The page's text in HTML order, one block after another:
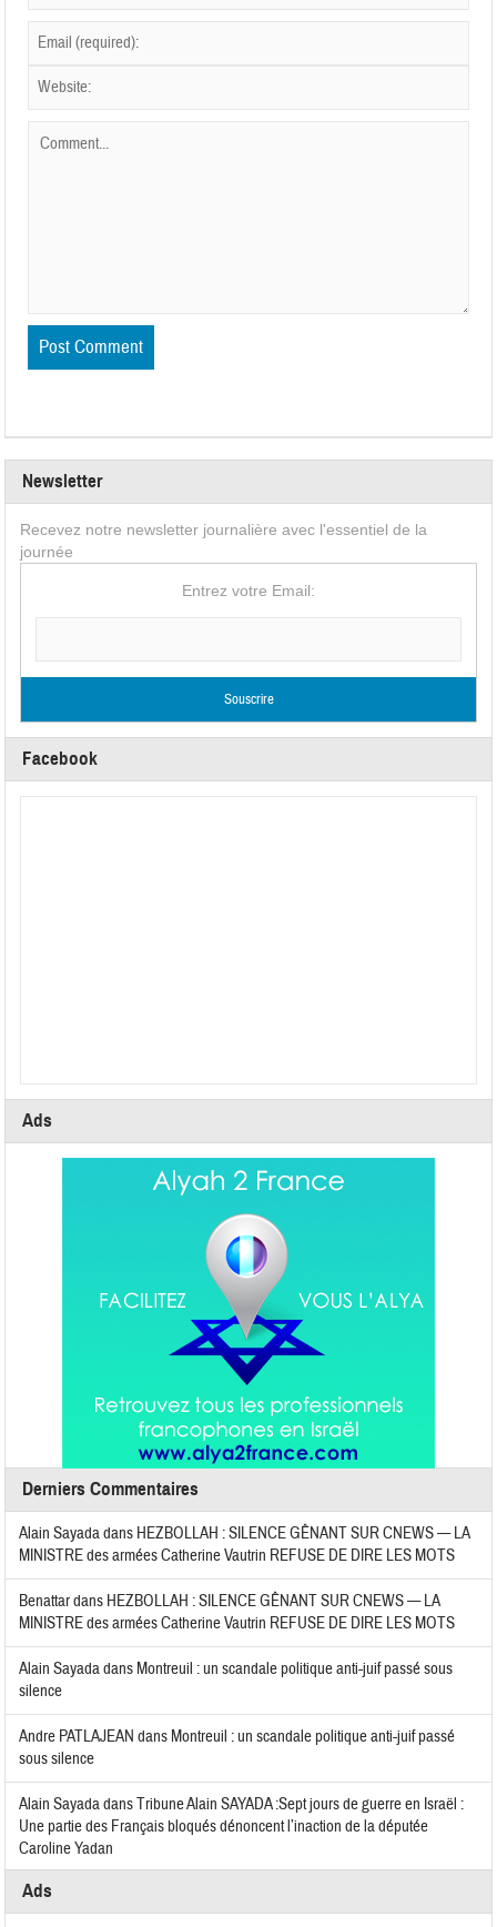
Newsletter
Recevez notre newsletter journalière avec l'essentiel de la
journée
Entrez votre Email:
Facebook
Ads
Derniers Commentaires
Alain Sayadadans HEZBOLLAH : SILENCE GÊNANT SUR CNEWS — LA
MINISTRE des armées Catherine Vautrin REFUSE DE DIRE LES MOTS
Benattardans HEZBOLLAH : SILENCE GÊNANT SUR CNEWS — LA
MINISTRE des armées Catherine Vautrin REFUSE DE DIRE LES MOTS
Alain Sayadadans Montreuil : un scandale politique anti-juif passé sous
silence
Andre PATLAJEAN dans Montreuil : un scandale politique anti-juif passé
sous silence
Alain SayadadansTribune Alain SAYADA :Sept jours de guerre en Israël :
Une partie des Français bloqués dénoncent l’inaction de la députée
Caroline Yadan
Ads